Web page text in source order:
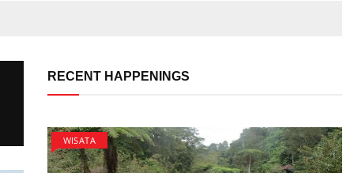
RECENT HAPPENINGS
WISATA